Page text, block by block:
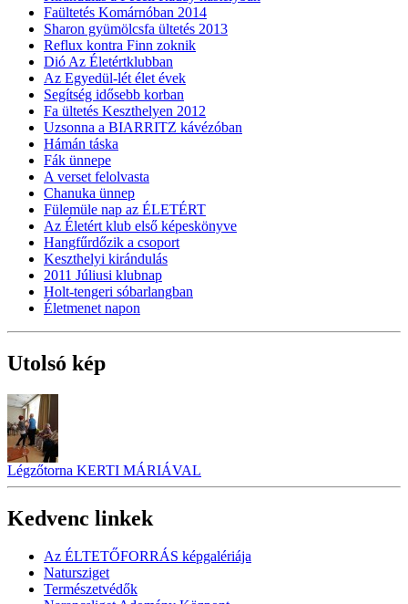
Faültetés Komárnóban 2014
Sharon gyümölcsfa ültetés 2013
Reflux kontra Finn zoknik
Dió Az Életértklubban
Az Egyedül-lét élet évek
Segítség idősebb korban
Fa ültetés Keszthelyen 2012
Uzsonna a BIARRITZ kávézóban
Hámán táska
Fák ünnepe
A verset felolvasta
Chanuka ünnep
Fülemüle nap az ÉLETÉRT
Az Életért klub első képeskönyve
Hangfűrdőzik a csoport
Keszthelyi kirándulás
2011 Júliusi klubnap
Holt-tengeri sóbarlangban
Életmenet napon
Utolsó kép
Légzőtorna KERTI MÁRIÁVAL
Kedvenc linkek
Az ÉLTETŐFORRÁS képgalériája
Natursziget
Természetvédők